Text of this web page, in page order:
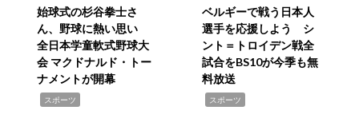
始球式の杉谷拳士さ
ん、野球に熱い思い
全日本学童軟式野球大
会 マクドナルド・トー
ナメントが開幕
スポーツ
ベルギーで戦う日本人
選手を応援しよう シ
ント＝トロイデン戦全
試合をBS10が今季も無
料放送
スポーツ